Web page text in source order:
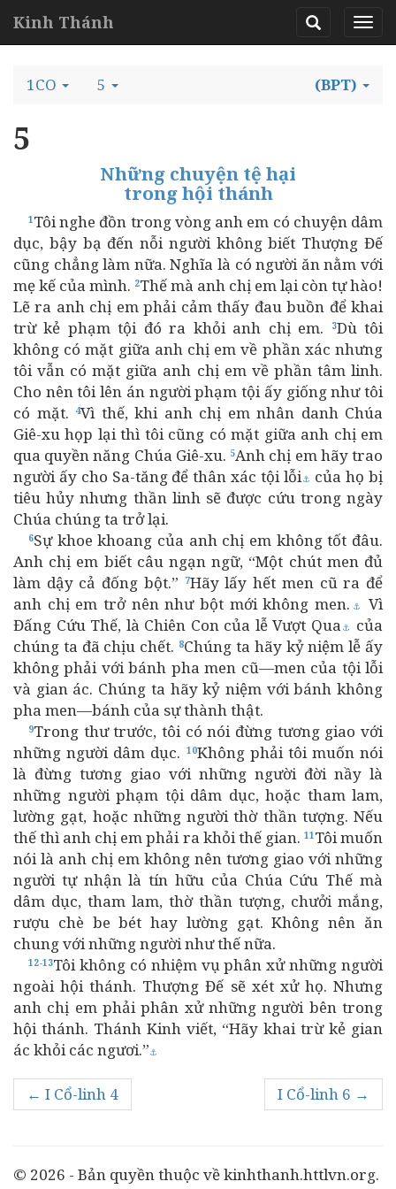
Kinh Thánh
1CO 5 (BPT)
5
Những chuyện tệ hại
trong hội thánh
1Tôi nghe đồn trong vòng anh em có chuyện dâm
dục, bậy bạ đến nỗi người không biết Thượng Đế
cũng chẳng làm nữa. Nghĩa là có người ăn nằm với
mẹ kế của mình. 2Thế mà anh chị em lại còn tự hào!
Lẽ ra anh chị em phải cảm thấy đau buồn để khai
trừ kẻ phạm tội đó ra khỏi anh chị em.
3Dù tôi
không có mặt giữa anh chị em về phần xác nhưng
tôi vẫn có mặt giữa anh chị em về phần tâm linh.
Cho nên tôi lên án người phạm tội ấy giống như tôi
có mặt.
4Vì thế, khi anh chị em nhân danh Chúa
Giê-xu họp lại thì tôi cũng có mặt giữa anh chị em
qua quyền năng Chúa Giê-xu. 5Anh chị em hãy trao
người ấy cho Sa-tăng để thân xác tội lỗi⚓ của họ bị
tiêu hủy nhưng thần linh sẽ được cứu trong ngày
Chúa chúng ta trở lại.
6Sự khoe khoang của anh chị em không tốt đâu.
Anh chị em biết câu ngạn ngữ, “Một chút men đủ
làm dậy cả đống bột.”
7Hãy lấy hết men cũ ra để
anh chị em trở nên như bột mới không men. ⚓
Vì
Đấng Cứu Thế, là Chiên Con của lễ Vượt Qua ⚓
của
chúng ta đã chịu chết. 8Chúng ta hãy kỷ niệm lễ ấy
không phải với bánh pha men cũ—men của tội lỗi
và gian ác. Chúng ta hãy kỷ niệm với bánh không
pha men—bánh của sự thành thật.
9Trong thư trước, tôi có nói đừng tương giao với
những người dâm dục. 10Không phải tôi muốn nói
là đừng tương giao với những người đời nầy là
những người phạm tội dâm dục, hoặc tham lam,
lường gạt, hoặc những người thờ thần tượng. Nếu
thế thì anh chị em phải ra khỏi thế gian. 11Tôi muốn
nói là anh chị em không nên tương giao với những
người tự nhận là tín hữu của Chúa Cứu Thế mà
dâm dục, tham lam, thờ thần tượng, chưởi mắng,
rượu chè be bét hay lường gạt. Không nên ăn
chung với những người như thế nữa.
12-13Tôi không có nhiệm vụ phân xử những người
ngoài hội thánh. Thượng Đế sẽ xét xử họ. Nhưng
anh chị em phải phân xử những người bên trong
hội thánh. Thánh Kinh viết, “Hãy khai trừ kẻ gian
ác khỏi các ngươi.”⚓
← I Cổ-linh 4 I Cổ-linh 6 →
© 2026 - Bản quyền thuộc về kinhthanh.httlvn.org.